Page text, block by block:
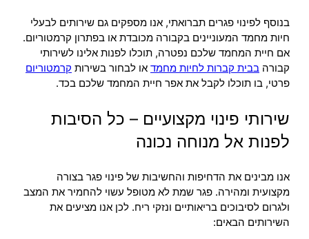
בנוסף לפינוי פגרים תברואתי, אנו מספקים גם שירותים לבעלי
חיות מחמד המעוניינים בקבורה מכובדת או בפתרון קרמטוריום.
אם חיית המחמד שלכם נפטרה, תוכלו לפנות אלינו לשירותי
קבורה בבית קברות לחיות מחמד או לבחור בשירות קרמטוריום
פרטי, בו תוכלו לקבל את אפר חיית המחמד שלכם בכד.
שירותי פינוי מקצועיים – כל הסיבות
לפנות אל מנוחה נכונה
אנו מבינים את הדחיפות והחשיבות של פינוי פגר בצורה
מקצועית ומהירה. פגר שמת לא מטופל עשוי להחמיר את המצב
ולגרום לסיבוכים בריאותיים ונזקי ריח. לכן אנו מציעים את
השירותים הבאים: